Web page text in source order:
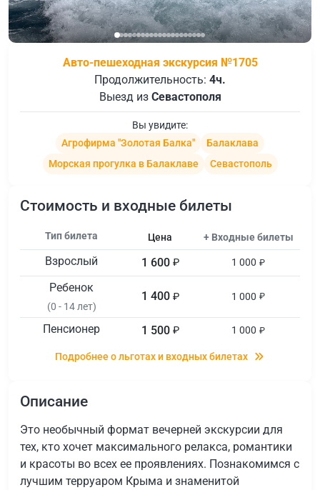
Авто-пешеходная экскурсия №1705
Продолжительность: 4ч.
Выезд из Севастополя
Вы увидите:
Агрофирма "Золотая Балка"
Балаклава
Морская прогулка в Балаклаве
Севастополь
Стоимость и входные билеты
Тип билета Цена + Входные билеты
Взрослый 1 600 ₽ 1 000 ₽
Ребенок
(0 - 14 лет)
1 400 ₽ 1 000 ₽
Пенсионер 1 500 ₽ 1 000 ₽
Подробнее о льготах и входных билетах
Описание
Это необычный формат вечерней экскурсии для
тех, кто хочет максимального релакса, романтики
и красоты во всех ее проявлениях. Познакомимся с
лучшим терруаром Крыма и знаменитой